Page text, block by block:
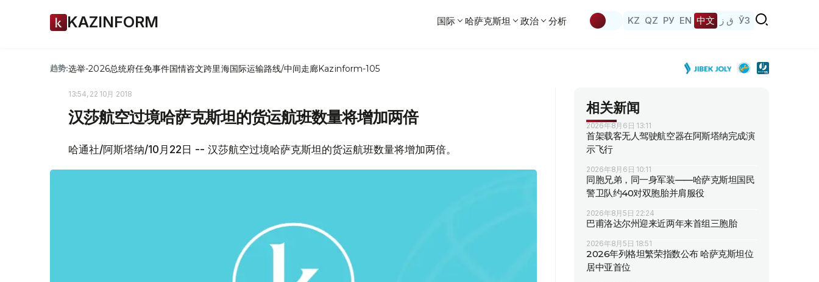
KAZINFORM 国际 哈萨克斯坦 政治 分析 KZ QZ РУ EN 中文 ق ز ЎЗ
趋势:选举-2026总统府任免事件国情咨文跨里海国际运输路线/中间走廊Kazinform-105
13:54, 22 10月 2018
汉莎航空过境哈萨克斯坦的货运航班数量将增加两倍
哈通社/阿斯塔纳/10月22日 -- 汉莎航空过境哈萨克斯坦的货运航班数量将增加两倍。
相关新闻
2026年8月6日 13:11
首架载客无人驾驶航空器在阿斯塔纳完成演
示飞行
2026年8月6日 10:11
同胞兄弟，同一身军装——哈萨克斯坦国民
警卫队约40对双胞胎并肩服役
2026年8月5日 22:24
巴甫洛达尔州迎来近两年来首组三胞胎
2026年8月5日 18:51
2026年列格坦繁荣指数公布 哈萨克斯坦位
居中亚首位